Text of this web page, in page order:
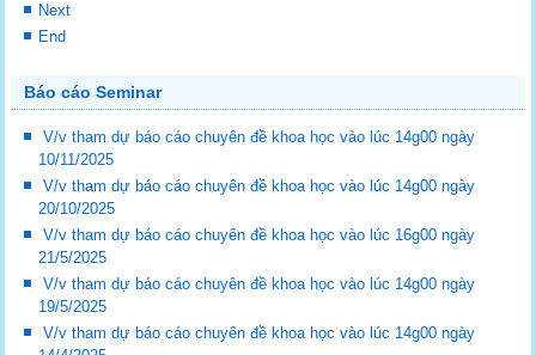
Next
End
Báo cáo Seminar
V/v tham dự báo cáo chuyên đề khoa học vào lúc 14g00 ngày
10/11/2025
V/v tham dự báo cáo chuyên đề khoa học vào lúc 14g00 ngày
20/10/2025
V/v tham dự báo cáo chuyên đề khoa học vào lúc 16g00 ngày
21/5/2025
V/v tham dự báo cáo chuyên đề khoa học vào lúc 14g00 ngày
19/5/2025
V/v tham dự báo cáo chuyên đề khoa học vào lúc 14g00 ngày